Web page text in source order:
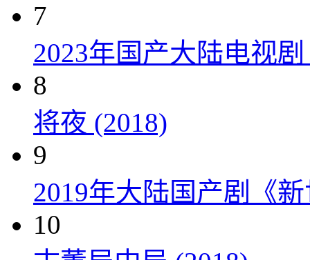
7
2023年国产大陆电视
8
将夜 (2018)
9
2019年大陆国产剧《
10